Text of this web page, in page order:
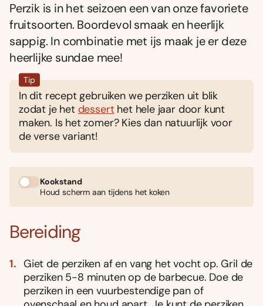
Perzik is in het seizoen een van onze favoriete
fruitsoorten. Boordevol smaak en heerlijk
sappig. In combinatie met ijs maak je er deze
heerlijke sundae mee!
Tip
In dit recept gebruiken we perziken uit blik
zodat je het desserthet hele jaar door kunt
maken. Is het zomer? Kies dan natuurlijk voor
de verse variant!
Kookstand
Houd scherm aan tijdens het koken
Bereiding
Giet de perziken af en vang het vocht op. Gril de
perziken 5-8 minuten op de barbecue. Doe de
perziken in een vuurbestendige pan of